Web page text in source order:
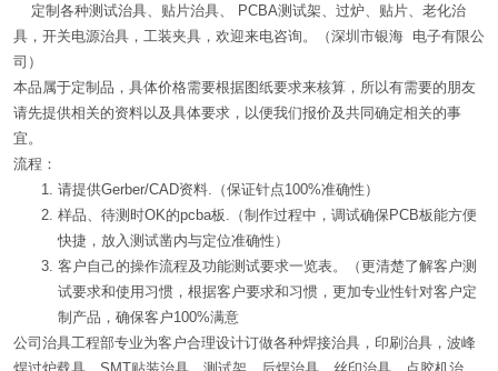
定制各种测试治具、贴片治具、 PCBA测试架、过炉、贴片、老化治
具，开关电源治具，工装夹具，欢迎来电咨询。（深圳市银海 电子有限公
司）
本品属于定制品，具体价格需要根据图纸要求来核算，所以有需要的朋友
请先提供相关的资料以及具体要求，以便我们报价及共同确定相关的事
宜。
流程：
请提供Gerber/CAD资料.（保证针点100%准确性）
样品、待测时OK的pcba板.（制作过程中，调试确保PCB板能方便
快捷，放入测试凿内与定位准确性）
客户自己的操作流程及功能测试要求一览表。（更清楚了解客户测
试要求和使用习惯，根据客户要求和习惯，更加专业性针对客户定
制产品，确保客户100%满意
公司治具工程部专业为客户合理设计订做各种焊接治具，印刷治具，波峰